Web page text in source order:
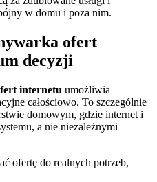
w domu i poza nim.
ofert
decyzji
internetu umożliwia
całościowo. To szczególnie
domowym, gdzie internet i
a nie niezależnymi
ofertę do realnych potrzeb,